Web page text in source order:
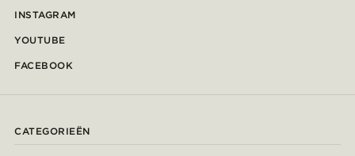
INSTAGRAM
YOUTUBE
FACEBOOK
CATEGORIEËN